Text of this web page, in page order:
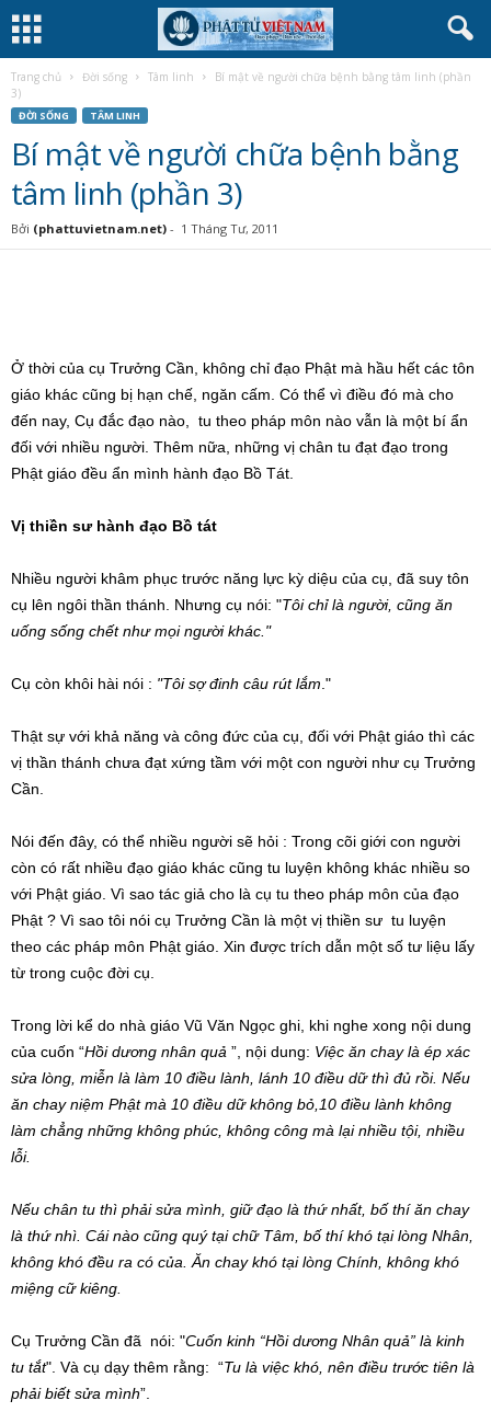
Trang chủ Đời sống Tâm linh
Bí mật về người chữa bệnh bằng tâm linh (phần
3)
ĐỜI SỐNG TÂM LINH
Bí mật về người chữa bệnh bằng
tâm linh (phần 3)
Bởi (phattuvietnam.net) - 1 Tháng Tư, 2011
Ở thời của cụ Trưởng Cần, không chỉ đạo Phật mà hầu hết các tôn
giáo khác cũng bị hạn chế, ngăn cấm. Có thể vì điều đó mà cho
đến nay, Cụ đắc đạo nào, tu theo pháp môn nào vẫn là một bí ẩn
đối với nhiều người. Thêm nữa, những vị chân tu đạt đạo trong
Phật giáo đều ẩn mình hành đạo Bồ Tát.
Vị thiền sư hành đạo Bồ tát
Nhiều người khâm phục trước năng lực kỳ diệu của cụ, đã suy tôn
cụ lên ngôi thần thánh. Nhưng cụ nói: "Tôi chỉ là người, cũng ăn
uống sống chết như mọi người khác."
Cụ còn khôi hài nói : "Tôi sợ đinh câu rút lắm ."
Thật sự với khả năng và công đức của cụ, đối với Phật giáo thì các
vị thần thánh chưa đạt xứng tầm với một con người như cụ Trưởng
Cần.
Nói đến đây, có thể nhiều người sẽ hỏi : Trong cõi giới con người
còn có rất nhiều đạo giáo khác cũng tu luyện không khác nhiều so
với Phật giáo. Vì sao tác giả cho là cụ tu theo pháp môn của đạo
Phật ? Vì sao tôi nói cụ Trưởng Cần là một vị thiền sư tu luyện
theo các pháp môn Phật giáo. Xin được trích dẫn một số tư liệu lấy
từ trong cuộc đời cụ.
Trong lời kể do nhà giáo Vũ Văn Ngọc ghi, khi nghe xong nội dung
của cuốn “Hồi dương nhân quả ”, nội dung: Việc ăn chay là ép xác
sửa lòng, miễn là làm 10 điều lành, lánh 10 điều dữ thì đủ rồi. Nếu
ăn chay niệm Phật mà 10 điều dữ không bỏ,10 điều lành không
làm chẳng những không phúc, không công mà lại nhiều tội, nhiều
lỗi.
Nếu chân tu thì phải sửa mình, giữ đạo là thứ nhất, bố thí ăn chay
là thứ nhì. Cái nào cũng quý tại chữ Tâm, bố thí khó tại lòng Nhân,
không khó đều ra có của. Ăn chay khó tại lòng Chính, không khó
miệng cữ kiêng.
Cụ Trưởng Cần đã nói: "Cuốn kinh “Hồi dương Nhân quả” là kinh
tu tắt". Và cụ dạy thêm rằng: “Tu là việc khó, nên điều trước tiên là
phải biết sửa mình”.